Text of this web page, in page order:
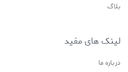
بلاگ
لینک های مفید
درباره ما